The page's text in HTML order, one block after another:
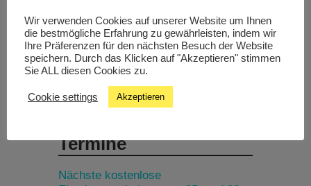
Studiochat
Songfinder
Termine
Nächste kostenlose
Wir verwenden Cookies auf unserer Website um Ihnen
die bestmögliche Erfahrung zu gewährleisten, indem wir
Ihre Präferenzen für den nächsten Besuch der Website
speichern. Durch das Klicken auf "Akzeptieren" stimmen
Sie ALL diesen Cookies zu.
Cookie settings Akzeptieren